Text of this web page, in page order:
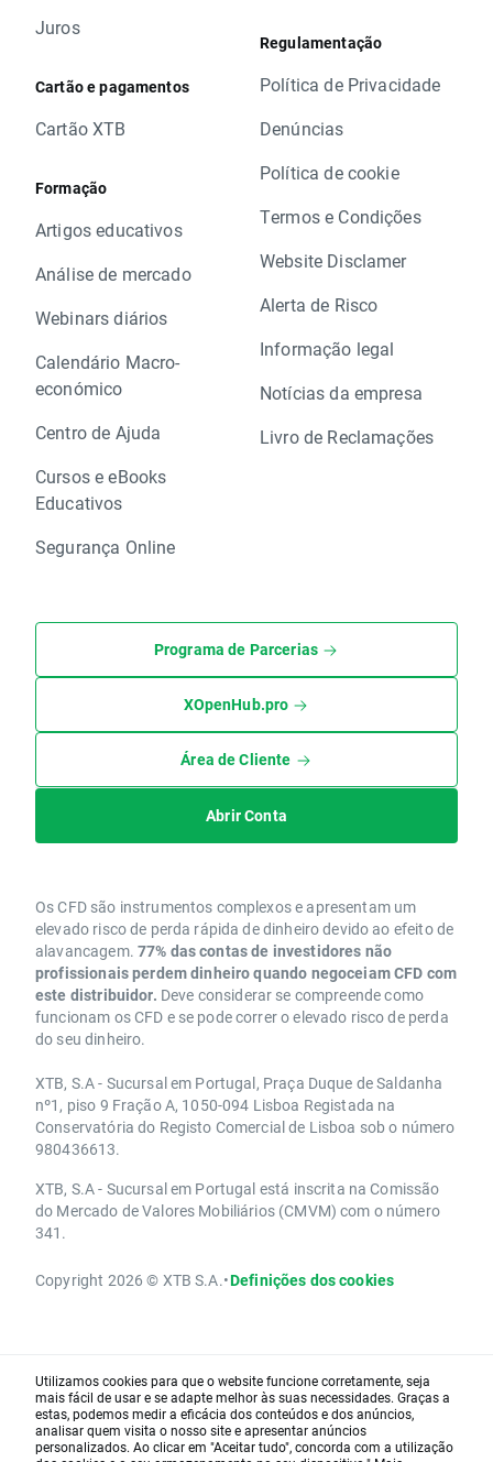
Juros
Cartão e pagamentos
Cartão XTB
Formação
Artigos educativos
Análise de mercado
Webinars diários
Calendário Macro-
económico
Centro de Ajuda
Cursos e eBooks
Educativos
Segurança Online
Regulamentação
Política de Privacidade
Denúncias
Política de cookie
Termos e Condições
Website Disclamer
Alerta de Risco
Informação legal
Notícias da empresa
Livro de Reclamações
Programa de Parcerias
XOpenHub.pro
Área de Cliente
Abrir Conta
Os CFD são instrumentos complexos e apresentam um
elevado risco de perda rápida de dinheiro devido ao efeito de
alavancagem. 77% das contas de investidores não
profissionais perdem dinheiro quando negoceiam CFD com
este distribuidor. Deve considerar se compreende como
funcionam os CFD e se pode correr o elevado risco de perda
do seu dinheiro.
XTB, S.A - Sucursal em Portugal, Praça Duque de Saldanha
nº1, piso 9 Fração A, 1050-094 Lisboa Registada na
Conservatória do Registo Comercial de Lisboa sob o número
980436613.
XTB, S.A - Sucursal em Portugal está inscrita na Comissão
do Mercado de Valores Mobiliários (CMVM) com o número
341.
Copyright 2026 © XTB S.A.•Definições dos cookies
Utilizamos cookies para que o website funcione corretamente, seja
mais fácil de usar e se adapte melhor às suas necessidades. Graças a
estas, podemos medir a eficácia dos conteúdos e dos anúncios,
analisar quem visita o nosso site e apresentar anúncios
personalizados. Ao clicar em "Aceitar tudo", concorda com a utilização